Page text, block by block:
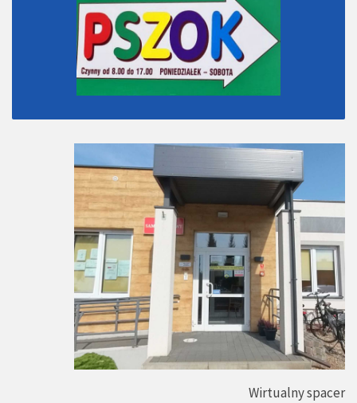
Wirtualny spacer